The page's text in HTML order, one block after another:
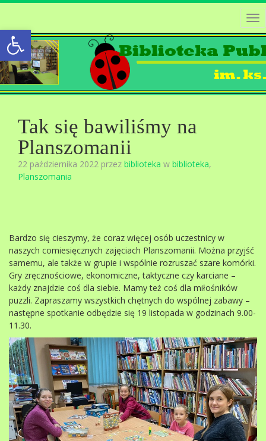
Open toolbar
Tak się bawiliśmy na
Planszomanii
22 października 2022 przez biblioteka w biblioteka,
Planszomania
Bardzo się cieszymy, że coraz więcej osób uczestnicy w
naszych comiesięcznych zajęciach Planszomanii. Można przyjść
samemu, ale także w grupie i wspólnie rozruszać szare komórki.
Gry zręcznościowe, ekonomiczne, taktyczne czy karciane –
każdy znajdzie coś dla siebie. Mamy też coś dla miłośników
puzzli. Zapraszamy wszystkich chętnych do wspólnej zabawy –
następne spotkanie odbędzie się 19 listopada w godzinach 9.00-
11.30.